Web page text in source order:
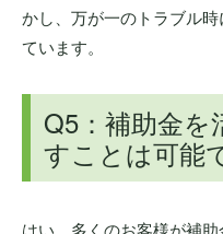
かし、万が一のトラブル
ています。
Q5：補助金を
すことは可能
はい、多くのお客様が補